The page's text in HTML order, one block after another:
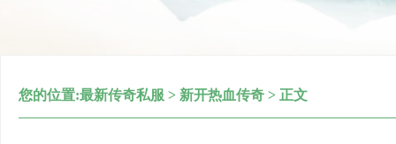
您的位置:最新传奇私服 > 新开热血传奇 > 正文